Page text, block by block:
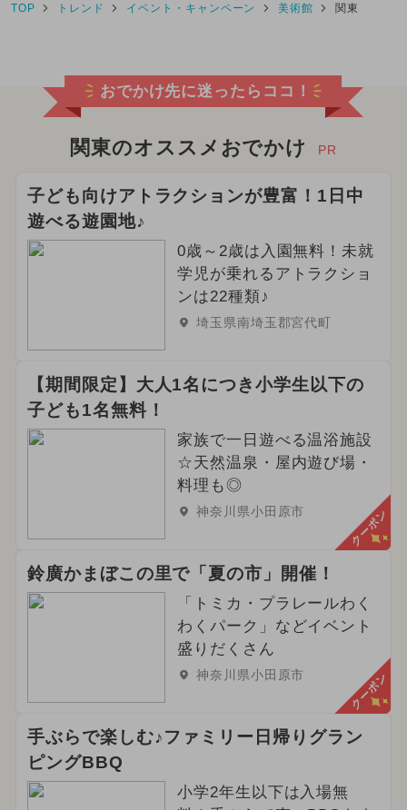
2024年8月のイベント
2023年11月のイベント
2025年1月のイベント
ご当地グルメ・限定メニュー
2025年2月のイベント
2025年3月のイベント
2025年4月のイベント
2025年5月のイベント
2025年6月のイベント
2023年12月のイベント
シルバーウィーク・秋の連休
夏休み（格安） 厳選お出かけまとめ
2018年のイベント 2021年のイベント
2022年のイベント
2019年のイベント
TOP トレンド イベント・キャンペーン 美術館 関東
おでかけ先に迷ったらココ！
関東のオススメおでかけ PR
子ども向けアトラクションが豊富！1日中
遊べる遊園地♪
0歳～2歳は入園無料！未就
学児が乗れるアトラクショ
ンは22種類♪
埼玉県南埼玉郡宮代町
【期間限定】大人1名につき小学生以下の
子ども1名無料！
家族で一日遊べる温浴施設
☆天然温泉・屋内遊び場・
料理も◎
神奈川県小田原市 クーポン
鈴廣かまぼこの里で「夏の市」開催！
「トミカ・プラレールわく
わくパーク」などイベント
盛りだくさん
神奈川県小田原市 クーポン
手ぶらで楽しむ♪ファミリー日帰りグラン
ピングBBQ
小学2年生以下は入場無